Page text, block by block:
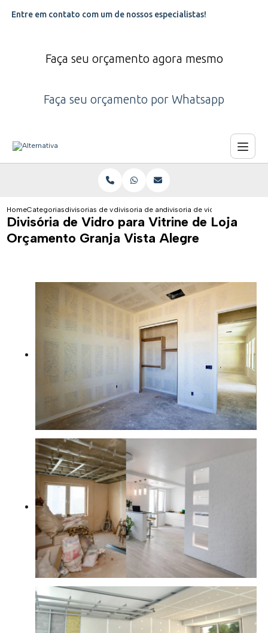
Entre em contato com um de nossos especialistas!
Faça seu orçamento agora mesmo
Faça seu orçamento por Whatsapp
HomeCategoriasdivisorias de vidrodivisoria de ambiente de vidrodivisoria de vidro para vitrine
Divisória de Vidro para Vitrine de Loja
Orçamento Granja Vista Alegre